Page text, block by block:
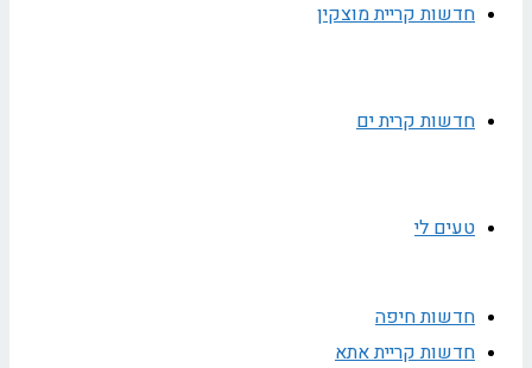
חדשות קריית מוצקין
חדשות קרית ים
טעים לי
חדשות חיפה
חדשות קריית אתא